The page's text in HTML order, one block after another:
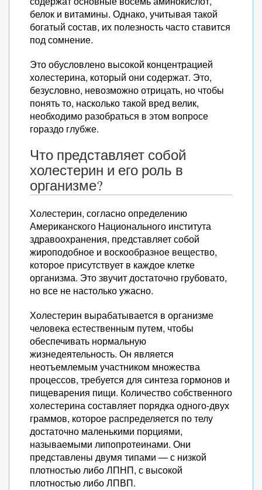
белок и витамины. Однако, учитывая такой
богатый состав, их полезность часто ставится
под сомнение.
Это обусловлено высокой концентрацией
холестерина, который они содержат. Это,
безусловно, невозможно отрицать, но чтобы
понять то, насколько такой вред велик,
необходимо разобраться в этом вопросе
гораздо глубже.
Что представляет собой
холестерин и его роль в
организме?
Холестерин, согласно определению
Американского Национального института
здравоохранения, представляет собой
жироподобное и воскообразное вещество,
которое присутствует в каждое клетке
организма. Это звучит достаточно грубовато,
но все не настолько ужасно.
Холестерин вырабатывается в организме
человека естественным путем, чтобы
обеспечивать нормальную
жизнедеятельность. Он является
неотъемлемым участником множества
процессов, требуется для синтеза гормонов и
пищеварения пищи. Количество собственного
холестерина составляет порядка одного-двух
граммов, которое распределяется по телу
достаточно маленькими порциями,
называемыми липопротеинами. Они
представлены двумя типами — с низкой
плотностью либо ЛПНП, с высокой
плотностью либо ЛПВП.